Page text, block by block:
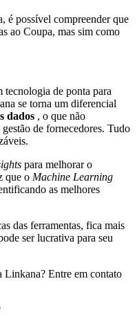
é possível compreender que
ao Coupa, mas sim como
tecnologia de ponta para
se torna um diferencial
dados , o que não
de fornecedores. Tudo
para melhorar o
que o Machine Learning
as melhores
das ferramentas, fica mais
ser lucrativa para seu
Linkana? Entre em contato